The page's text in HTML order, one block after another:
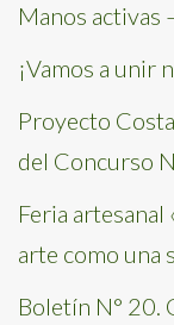
Manos activas
¡Vamos a unir
Proyecto
del Concurso
Feria artesanal
arte como una
Boletín N° 20.